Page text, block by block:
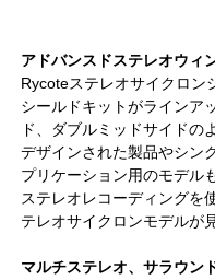
アドバンスドステレオウィ
Rycoteステレオサイクロン
シールドキットがラインア
ド、ダブルミッドサイドの
デザインされた製品やシン
プリケーション用のモデル
ステレオレコーディングを
テレオサイクロンモデルが
マルチステレオ、サラウン